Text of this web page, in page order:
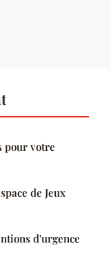
pour votre
de Jeux
d'urgence